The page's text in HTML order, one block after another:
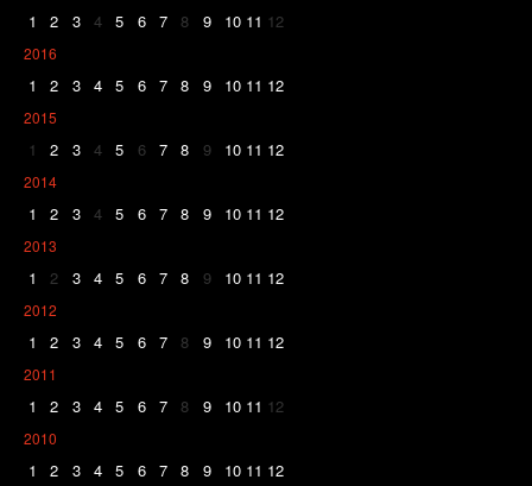
1 2 3 4 5 6 7 8 9 10 11 12
2016
1 2 3 4 5 6 7 8 9 10 11 12
2015
1 2 3 4 5 6 7 8 9 10 11 12
2014
1 2 3 4 5 6 7 8 9 10 11 12
2013
1 2 3 4 5 6 7 8 9 10 11 12
2012
1 2 3 4 5 6 7 8 9 10 11 12
2011
1 2 3 4 5 6 7 8 9 10 11 12
2010
1 2 3 4 5 6 7 8 9 10 11 12